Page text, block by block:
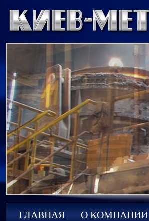
ГЛАВНАЯ О КОМПАНИИ